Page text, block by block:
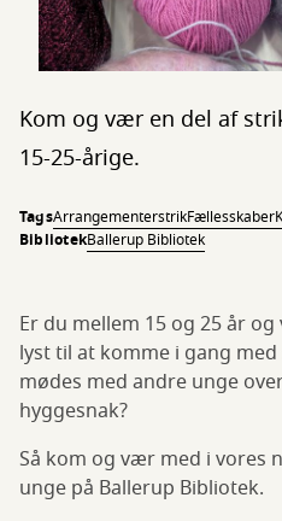
Kom og vær en del af
15-25-årige.
TagsArrangementerstrikFællesskaber
BibliotekBallerup Bibliotek
Er du mellem 15 og 25 år
lyst til at komme i gang
mødes med andre unge
hyggesnak?
Så kom og vær med i vores
unge på Ballerup Bibliotek.